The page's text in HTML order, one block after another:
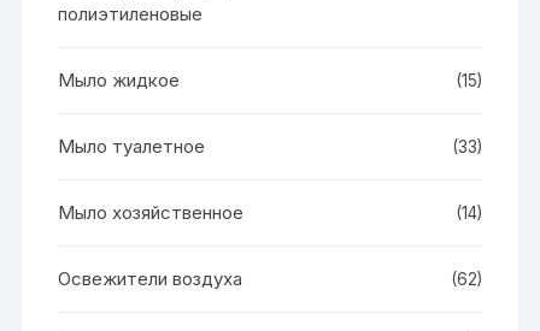
полиэтиленовые
Мыло жидкое (15)
Мыло туалетное (33)
Мыло хозяйственное (14)
Освежители воздуха (62)